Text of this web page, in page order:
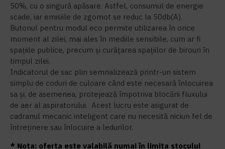
50%, cu o singură apăsare. Astfel, consumul de energie
scade, iar emisiile de zgomot se reduc la 50db(A).
Butonul pentru modul eco permite utilizarea în orice
moment al zilei, mai ales în mediile sensibile, cum ar fi
spațiile publice, precum și curățarea spațiilor de birouri în
timpul zilei.
Indicatorul de sac plin semnalizează printr-un sistem
simplu de coduri de culoare când este necesară înlocuirea
sa și, de asemenea, protejează împotriva blocării fluxului
de aer al aspiratorului. Acest lucru este asigurat de
cadranul mecanic inteligent care nu necesită niciun fel de
întreținere sau înlocuire a ledurilor.
* Nota: oferta este valabilă numai în limita stocului